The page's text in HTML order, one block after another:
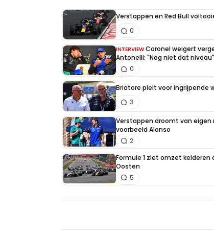
Verstappen en Red Bull
0
INTERVIEW Coronel weigert
Antonelli: "Nog niet dat niveau"
0
Briatore pleit voor ingrijpende
3
Verstappen droomt van eigen
voorbeeld Alonso
2
Formule 1 ziet omzet
Oosten
5